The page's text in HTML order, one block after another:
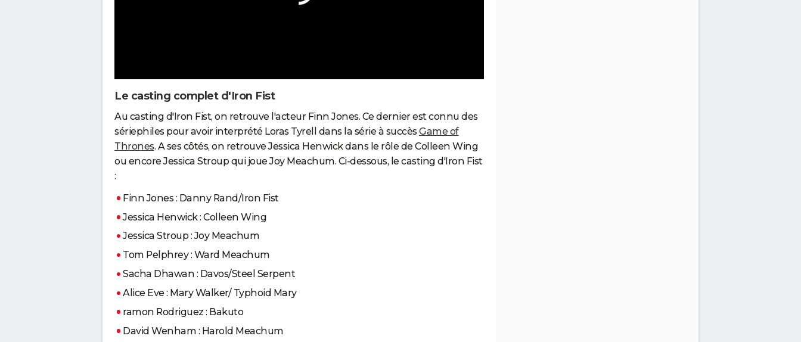
Le casting complet d'Iron Fist
Au casting d'Iron Fist, on retrouve l'acteur Finn Jones. Ce dernier est connu des
sériephiles pour avoir interprété Loras Tyrell dans la série à succèsGame of
Thrones. A ses côtés, on retrouve Jessica Henwick dans le rôle de Colleen Wing
ou encore Jessica Stroup qui joue Joy Meachum. Ci-dessous, le casting d'Iron Fist
:
Finn Jones : Danny Rand/Iron Fist
Jessica Henwick : Colleen Wing
Jessica Stroup : Joy Meachum
Tom Pelphrey : Ward Meachum
Sacha Dhawan : Davos/Steel Serpent
Alice Eve : Mary Walker/ Typhoid Mary
ramon Rodriguez : Bakuto
David Wenham : Harold Meachum